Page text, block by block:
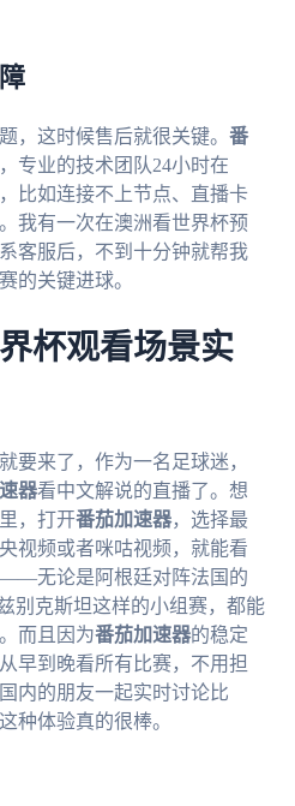
，这时候售后就很关键。 番
专业的技术团队24小时在
比如连接不上节点、直播卡
我有一次在澳洲看世界杯预
客服后，不到十分钟就帮我
的关键进球。
杯观看场景实
要来了，作为一名足球迷，
器看中文解说的直播了。想
，打开番茄加速器，选择最
视频或者咪咕视频，就能看
无论是阿根廷对阵法国的
别克斯坦这样的小组赛，都能
而且因为番茄加速器的稳定
早到晚看所有比赛，不用担
内的朋友一起实时讨论比
种体验真的很棒。